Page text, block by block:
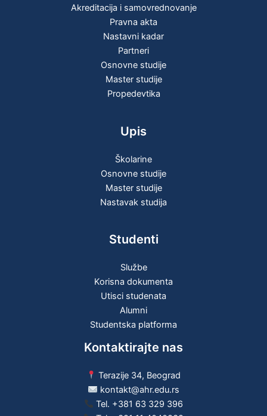
Akreditacija i samovrednovanje
Pravna akta
Nastavni kadar
Partneri
Osnovne studije
Master studije
Propedevtika
Upis
Školarine
Osnovne studije
Master studije
Nastavak studija
Studenti
Službe
Korisna dokumenta
Utisci studenata
Alumni
Studentska platforma
Kontaktirajte nas
Terazije 34, Beograd
kontakt@ahr.edu.rs
Tel. +381 63 329 396